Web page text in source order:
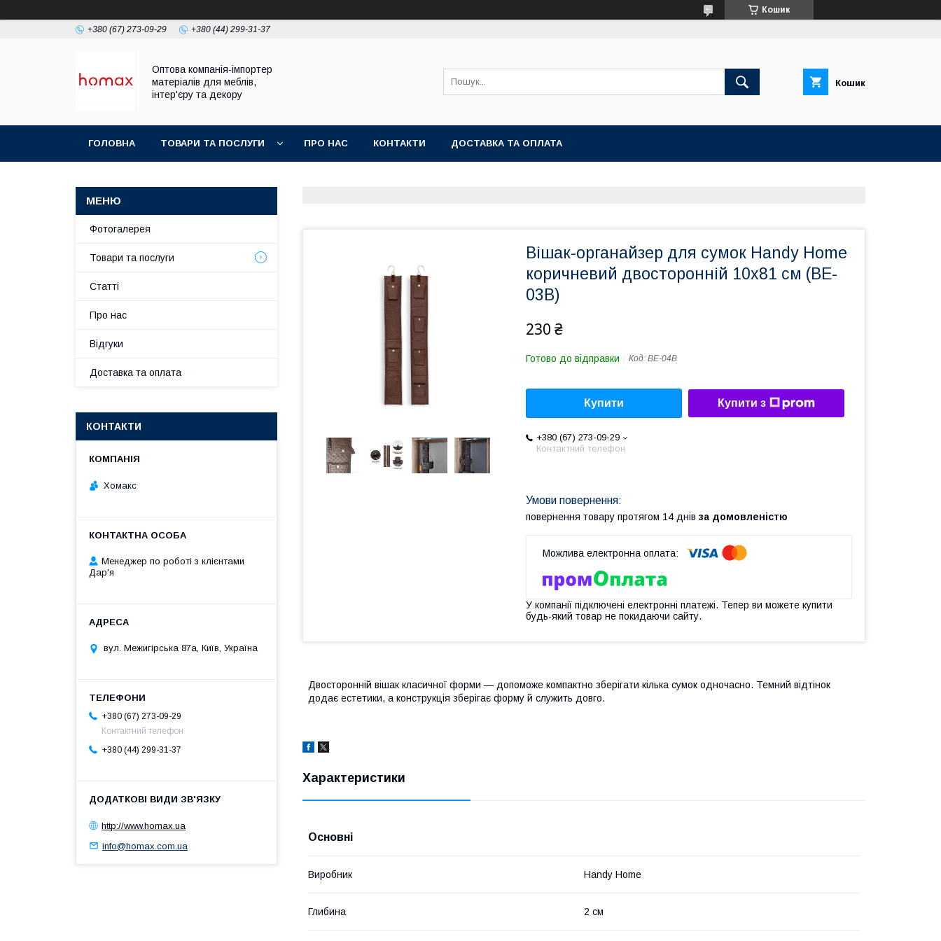
Кошик
+380 (67) 273-09-29 +380 (44) 299-31-37
Оптова компанія-імпортер
матеріалів для меблів,
інтер'єру та декору
Кошик
ГОЛОВНА ТОВАРИ ТА ПОСЛУГИ ПРО НАС КОНТАКТИ ДОСТАВКА ТА ОПЛАТА
Вішак-органайзер для сумок Handy Home
коричневий двосторонній 10х81 см (BE-
03B)
230 ₴
Готово до відправки Код: BE-04B
Купити Купити з
+380 (67) 273-09-29
Контактний телефон
повернення товару протягом 14 днів за домовленістю
У компанії підключені електронні платежі. Тепер ви можете купити
будь-який товар не покидаючи сайту.
Двосторонній вішак класичної форми — допоможе компактно зберігати кілька сумок одночасно. Темний відтінок
додає естетики, а конструкція зберігає форму й служить довго.
Характеристики
Основні
Виробник Handy Home
Глибина 2 см
Фотогалерея
Товари та послуги
Статті
Про нас
Відгуки
Доставка та оплата
КОНТАКТИ
Хомакс
Менеджер по роботі з клієнтами
Дар'я
вул. Межигірська 87а, Київ, Україна
+380 (67) 273-09-29
Контактний телефон
+380 (44) 299-31-37
http://www.homax.ua
info@homax.com.ua